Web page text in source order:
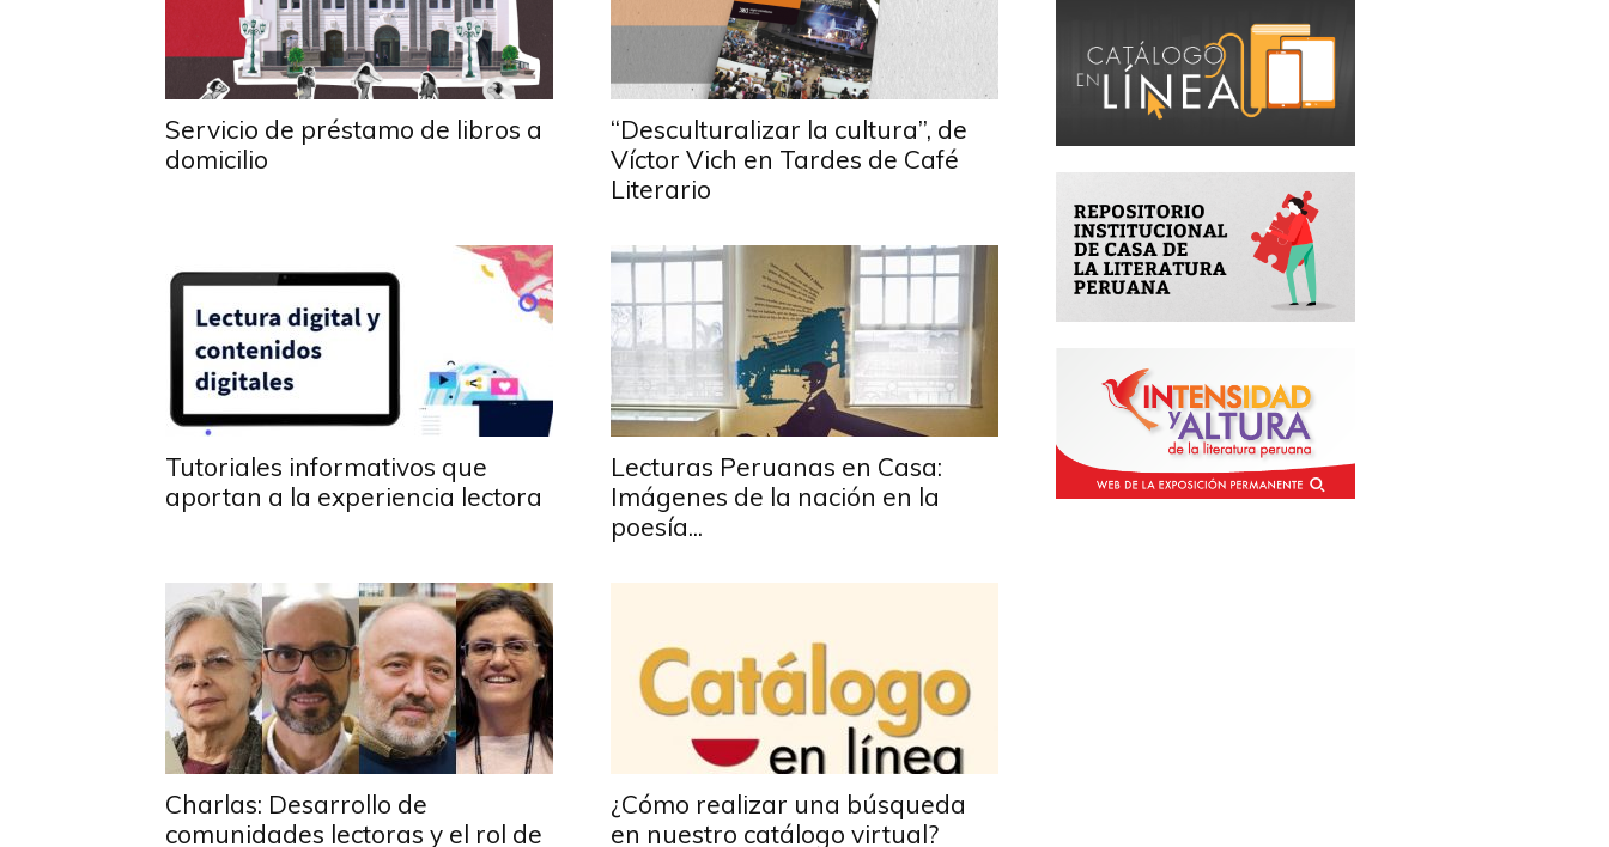
Servicio de préstamo de libros a
domicilio
“Desculturalizar la cultura”, de
Víctor Vich en Tardes de Café
Literario
Tutoriales informativos que
aportan a la experiencia lectora
Lecturas Peruanas en Casa:
Imágenes de la nación en la
poesía...
Charlas: Desarrollo de
comunidades lectoras y el rol de
¿Cómo realizar una búsqueda
en nuestro catálogo virtual?